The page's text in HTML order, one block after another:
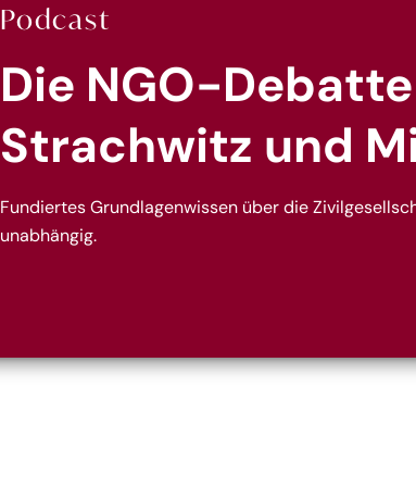
Podcast
Die NGO-
Strachwitz und
Fundiertes Grundlagenwissen über die
unabhängig.